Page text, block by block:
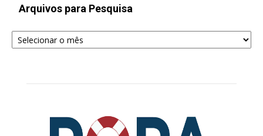
Arquivos para Pesquisa
Arquivos
para